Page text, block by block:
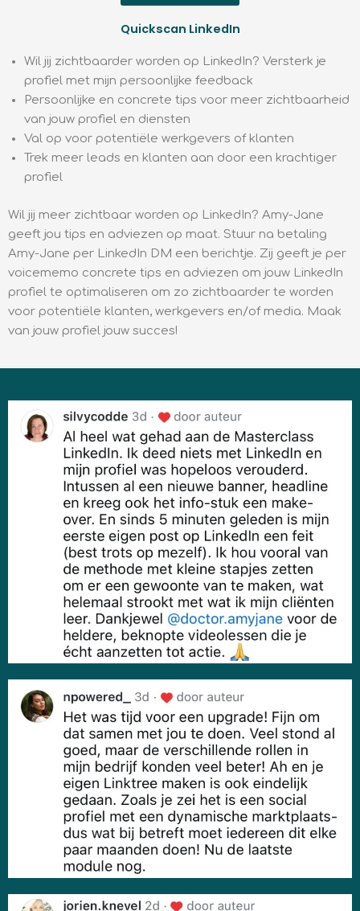
Quickscan LinkedIn
Wil jij zichtbaarder worden op LinkedIn? Versterk je
profiel met mijn persoonlijke feedback
Persoonlijke en concrete tips voor meer zichtbaarheid
van jouw profiel en diensten
Val op voor potentiële werkgevers of klanten
Trek meer leads en klanten aan door een krachtiger
profiel
Wil jij meer zichtbaar worden op LinkedIn? Amy-Jane
geeft jou tips en adviezen op maat. Stuur na betaling
Amy-Jane per LinkedIn DM een berichtje. Zij geeft je per
voicememo concrete tips en adviezen om jouw LinkedIn
profiel te optimaliseren om zo zichtbaarder te worden
voor potentiële klanten, werkgevers en/of media. Maak
van jouw profiel jouw succes!